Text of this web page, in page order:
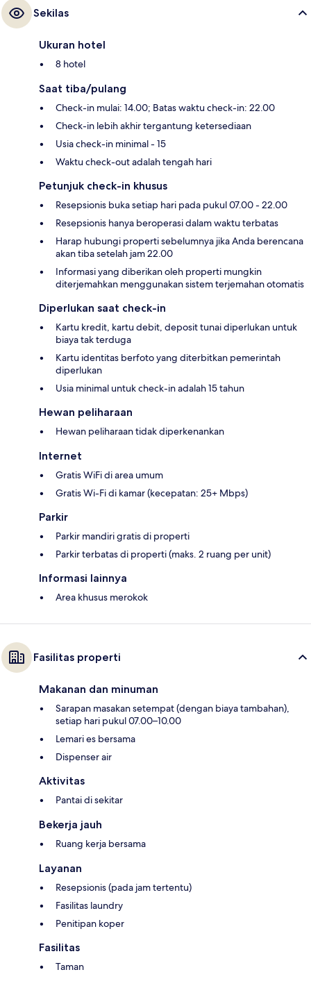
Sekilas
Ukuran hotel
8 hotel
Saat tiba/pulang
Check-in mulai: 14.00; Batas waktu check-in: 22.00
Check-in lebih akhir tergantung ketersediaan
Usia check-in minimal - 15
Waktu check-out adalah tengah hari
Petunjuk check-in khusus
Resepsionis buka setiap hari pada pukul 07.00 - 22.00
Resepsionis hanya beroperasi dalam waktu terbatas
Harap hubungi properti sebelumnya jika Anda berencana
akan tiba setelah jam 22.00
Informasi yang diberikan oleh properti mungkin
diterjemahkan menggunakan sistem terjemahan otomatis
Diperlukan saat check-in
Kartu kredit, kartu debit, deposit tunai diperlukan untuk
biaya tak terduga
Kartu identitas berfoto yang diterbitkan pemerintah
diperlukan
Usia minimal untuk check-in adalah 15 tahun
Hewan peliharaan
Hewan peliharaan tidak diperkenankan
Internet
Gratis WiFi di area umum
Gratis Wi-Fi di kamar (kecepatan: 25+ Mbps)
Parkir
Parkir mandiri gratis di properti
Parkir terbatas di properti (maks. 2 ruang per unit)
Informasi lainnya
Area khusus merokok
Fasilitas properti
Makanan dan minuman
Sarapan masakan setempat (dengan biaya tambahan),
setiap hari pukul 07.00–10.00
Lemari es bersama
Dispenser air
Aktivitas
Pantai di sekitar
Bekerja jauh
Ruang kerja bersama
Layanan
Resepsionis (pada jam tertentu)
Fasilitas laundry
Penitipan koper
Fasilitas
Taman